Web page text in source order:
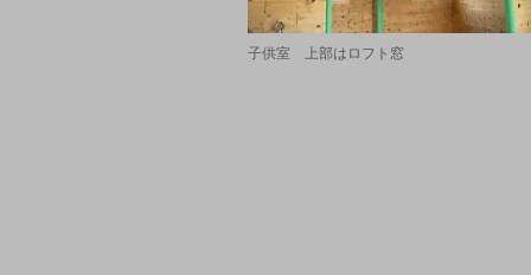
子供室 上部はロフト窓